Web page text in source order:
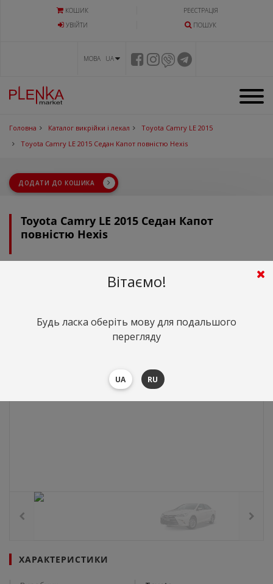
КОШИК
РЕЄСТРАЦІЯ
УВIЙТИ
ПОШУК
МОВА UA
Головна Каталог викрійки і лекал
Toyota Camry LE 2015
Toyota Camry LE 2015 Седан Капот повністю Hexis
ДОДАТИ ДО КОШИКА
Toyota Camry LE 2015 Седан Капот
повністю Hexis
грн.($0)
ХАРАКТЕРИСТИКИ
Вітаємо!
Будь ласка оберіть мову для подальшого
перегляду
UA RU